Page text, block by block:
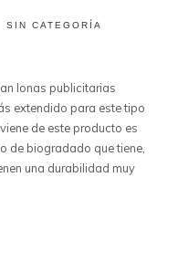
SIN CATEGORÍA
lonas publicitarias
extendido para este tipo
de este producto es
de biogradado que tiene,
una durabilidad muy